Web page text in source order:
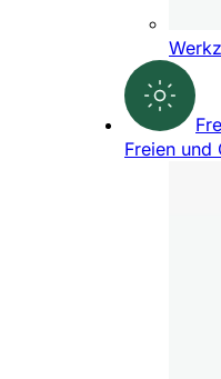
Freien und